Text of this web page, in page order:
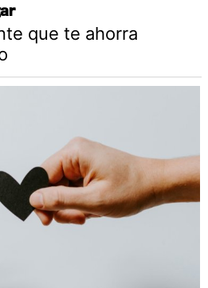
que te ahorra